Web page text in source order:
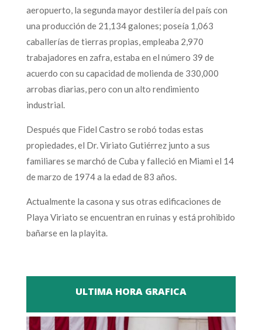
aeropuerto, la segunda mayor destilería del país con
una producción de 21,134 galones; poseía 1,063
caballerías de tierras propias, empleaba 2,970
trabajadores en zafra, estaba en el número 39 de
acuerdo con su capacidad de molienda de 330,000
arrobas diarias, pero con un alto rendimiento
industrial.
Después que Fidel Castro se robó todas estas
propiedades, el Dr. Viriato Gutiérrez junto a sus
familiares se marchó de Cuba y falleció en Miami el 14
de marzo de 1974 a la edad de 83 años.
Actualmente la casona y sus otras edificaciones de
Playa Viriato se encuentran en ruinas y está prohibido
bañarse en la playita.
ULTIMA HORA GRAFICA